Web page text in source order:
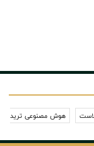
هوش مصنوعی ترید